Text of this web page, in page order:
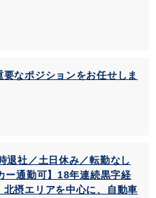
なポジションをお任せしま
退社／土日休み／転勤なし
ー通勤可】18年連続黒字経
摂エリアを中心に、自動車